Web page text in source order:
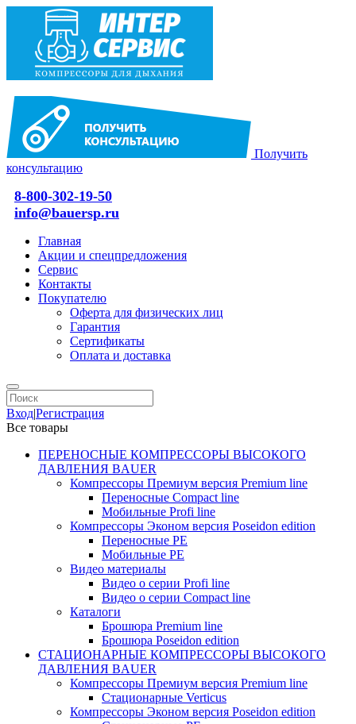
Получить
консультацию
8-800-302-19-50
info@bauersp.ru
Главная
Акции и спецпредложения
Сервис
Контакты
Покупателю
Оферта для физических лиц
Гарантия
Сертификаты
Оплата и доставка
Вход|Регистрация
Все товары
ПЕРЕНОСНЫЕ КОМПРЕССОРЫ ВЫСОКОГО
ДАВЛЕНИЯ BAUER
Компрессоры Премиум версия Premium line
Переносные Compact line
Мобильные Profi line
Компрессоры Эконом версия Poseidon edition
Переносные PE
Мобильные PE
Видео материалы
Видео о серии Profi line
Видео о серии Compact line
Каталоги
Брошюра Premium line
Брошюра Poseidon edition
СТАЦИОНАРНЫЕ КОМПРЕССОРЫ ВЫСОКОГО
ДАВЛЕНИЯ BAUER
Компрессоры Премиум версия Premium line
Стационарные Verticus
Компрессоры Эконом версия Poseidon edition